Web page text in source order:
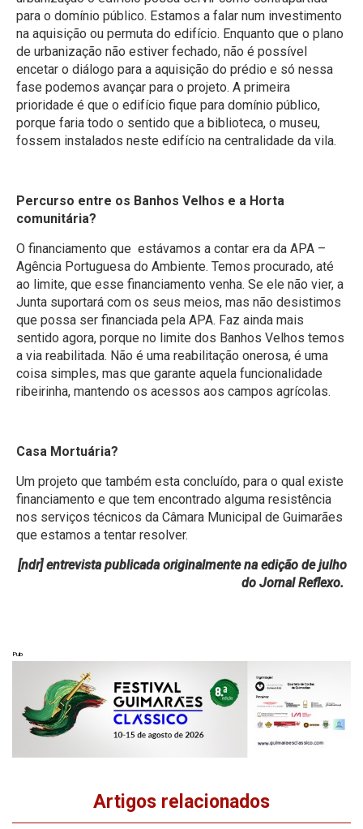
para o domínio público. Estamos a falar num investimento
na aquisição ou permuta do edifício. Enquanto que o plano
de urbanização não estiver fechado, não é possível
encetar o diálogo para a aquisição do prédio e só nessa
fase podemos avançar para o projeto. A primeira
prioridade é que o edifício fique para domínio público,
porque faria todo o sentido que a biblioteca, o museu,
fossem instalados neste edifício na centralidade da vila.
Percurso entre os Banhos Velhos e a Horta
comunitária?
O financiamento que estávamos a contar era da APA –
Agência Portuguesa do Ambiente. Temos procurado, até
ao limite, que esse financiamento venha. Se ele não vier, a
Junta suportará com os seus meios, mas não desistimos
que possa ser financiada pela APA. Faz ainda mais
sentido agora, porque no limite dos Banhos Velhos temos
a via reabilitada. Não é uma reabilitação onerosa, é uma
coisa simples, mas que garante aquela funcionalidade
ribeirinha, mantendo os acessos aos campos agrícolas.
Casa Mortuária?
Um projeto que também esta concluído, para o qual existe
financiamento e que tem encontrado alguma resistência
nos serviços técnicos da Câmara Municipal de Guimarães
que estamos a tentar resolver.
[ndr] entrevista publicada originalmente na edição de julho
do Jornal Reflexo.
Pub
Artigos relacionados